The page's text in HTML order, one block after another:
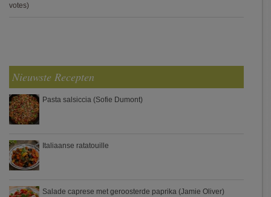
votes)
Nieuwste Recepten
Pasta salsiccia (Sofie Dumont)
Italiaanse ratatouille
Salade caprese met geroosterde paprika (Jamie Oliver)